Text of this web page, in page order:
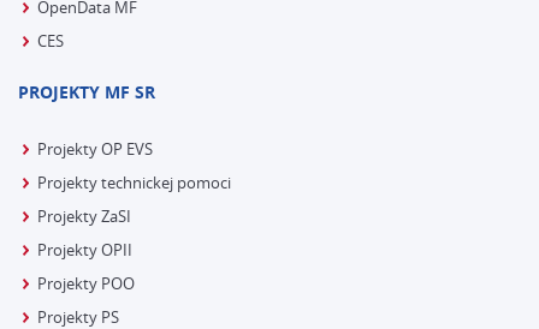
OpenData MF
CES
PROJEKTY MF SR
Projekty OP EVS
Projekty technickej pomoci
Projekty ZaSI
Projekty OPII
Projekty POO
Projekty PS